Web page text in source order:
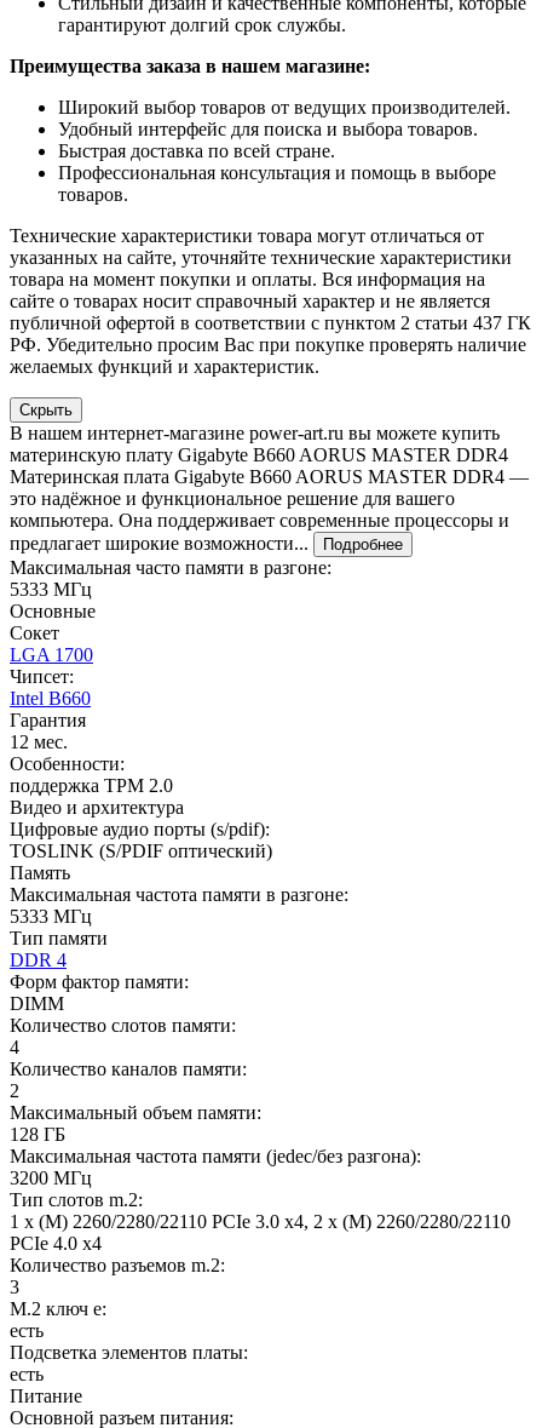
гарантируют долгий срок службы.
Преимущества заказа в нашем магазине:
Широкий выбор товаров от ведущих производителей.
Удобный интерфейс для поиска и выбора товаров.
Быстрая доставка по всей стране.
Профессиональная консультация и помощь в выборе
товаров.
Технические характеристики товара могут отличаться от
указанных на сайте, уточняйте технические характеристики
товара на момент покупки и оплаты. Вся информация на
сайте о товарах носит справочный характер и не является
публичной офертой в соответствии с пунктом 2 статьи 437 ГК
РФ. Убедительно просим Вас при покупке проверять наличие
желаемых функций и характеристик.
Скрыть
В нашем интернет-магазине power-art.ru вы можете купить
материнскую плату Gigabyte B660 AORUS MASTER DDR4
Материнская плата Gigabyte B660 AORUS MASTER DDR4 —
это надёжное и функциональное решение для вашего
компьютера. Она поддерживает современные процессоры и
предлагает широкие возможности...
Подробнее
Максимальная часто памяти в разгоне:
5333 МГц
Основные
Сокет
LGA 1700
Чипсет:
Intel B660
Гарантия
12 мес.
Особенности:
поддержка TPM 2.0
Видео и архитектура
Цифровые аудио порты (s/pdif):
TOSLINK (S/PDIF оптический)
Память
Максимальная частота памяти в разгоне:
5333 МГц
Тип памяти
DDR 4
Форм фактор памяти:
DIMM
Количество слотов памяти:
4
Количество каналов памяти:
2
Максимальный объем памяти:
128 ГБ
Максимальная частота памяти (jedec/без разгона):
3200 МГц
Тип слотов m.2:
1 x (M) 2260/2280/22110 PCIe 3.0 x4, 2 x (M) 2260/2280/22110
PCIe 4.0 x4
Количество разъемов m.2:
3
M.2 ключ e:
есть
Подсветка элементов платы:
есть
Питание
Основной разъем питания: